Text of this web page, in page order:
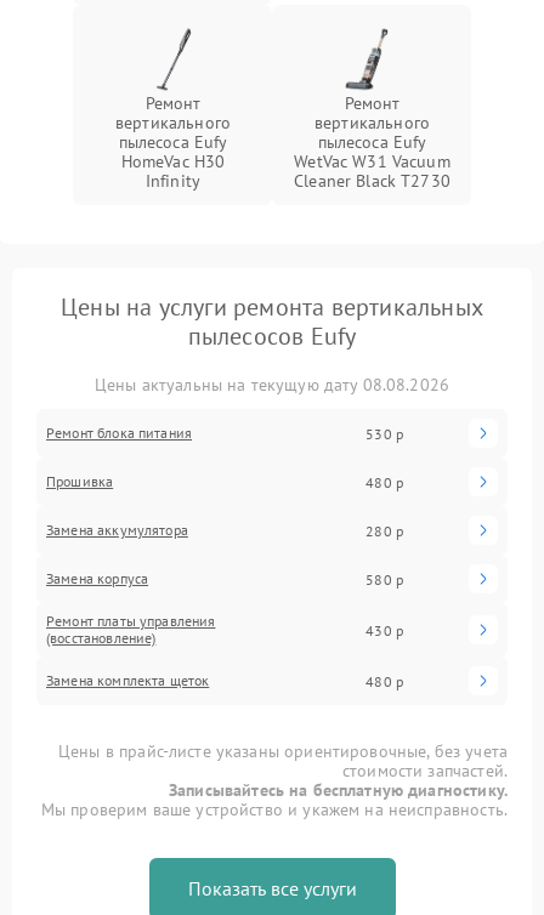
Ремонт
вертикального
пылесоса Eufy
HomeVac H30
Infinity
Ремонт
вертикального
пылесоса Eufy
WetVac W31 Vacuum
Cleaner Black T2730
Цены на услуги ремонта вертикальных
пылесосов Eufy
Цены актуальны на текущую дату 08.08.2026
Ремонт блока питания 530 р
Прошивка 480 р
Замена аккумулятора 280 р
Замена корпуса 580 р
Ремонт платы управления
(восстановление)
430 р
Замена комплекта щеток 480 р
Цены в прайс-листе указаны ориентировочные, без учета
стоимости запчастей.
Записывайтесь на бесплатную диагностику.
Мы проверим ваше устройство и укажем на неисправность.
Показать все услуги